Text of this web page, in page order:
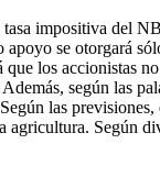
impositiva del
se otorgará
los accionistas
según las
las
Según